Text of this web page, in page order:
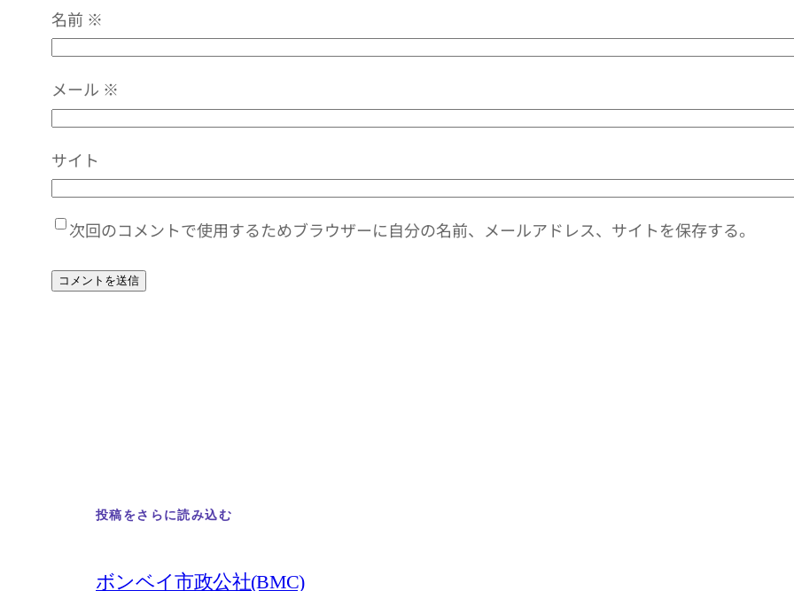
名前 ※
メール ※
サイト
次回のコメントで使用するためブラウザーに自分の名前、メールアドレス、サイトを保存する。
投稿をさらに読み込む
ボンベイ市政公社(BMC)